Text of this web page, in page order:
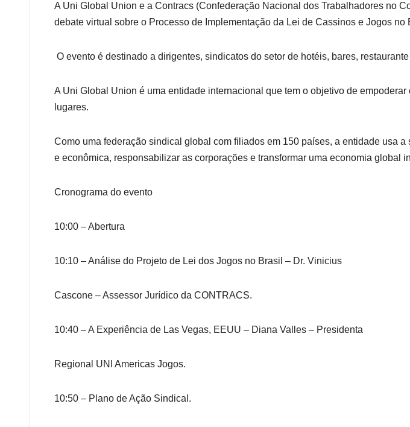
A Uni Global Union e a Contracs (Confederação Nacional dos Trabalhadores no
debate virtual sobre o Processo de Implementação da Lei de Cassinos e Jogos no
O evento é destinado a dirigentes, sindicatos do setor de hotéis, bares,
A Uni Global Union é uma entidade internacional que tem o objetivo de
lugares.
Como uma federação sindical global com filiados em 150 países, a entidade usa
e econômica, responsabilizar as corporações e transformar uma economia global
Cronograma do evento
10:00 – Abertura
10:10 – Análise do Projeto de Lei dos Jogos no Brasil – Dr. Vinicius
Cascone – Assessor Jurídico da CONTRACS.
10:40 – A Experiência de Las Vegas, EEUU – Diana Valles – Presidenta
Regional UNI Americas Jogos.
10:50 – Plano de Ação Sindical.